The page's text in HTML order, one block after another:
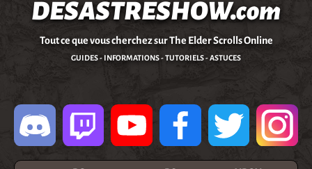
DESASTRESHOW.com
Tout ce que vous cherchez sur The Elder Scrolls Online
GUIDES - INFORMATIONS - TUTORIELS - ASTUCES